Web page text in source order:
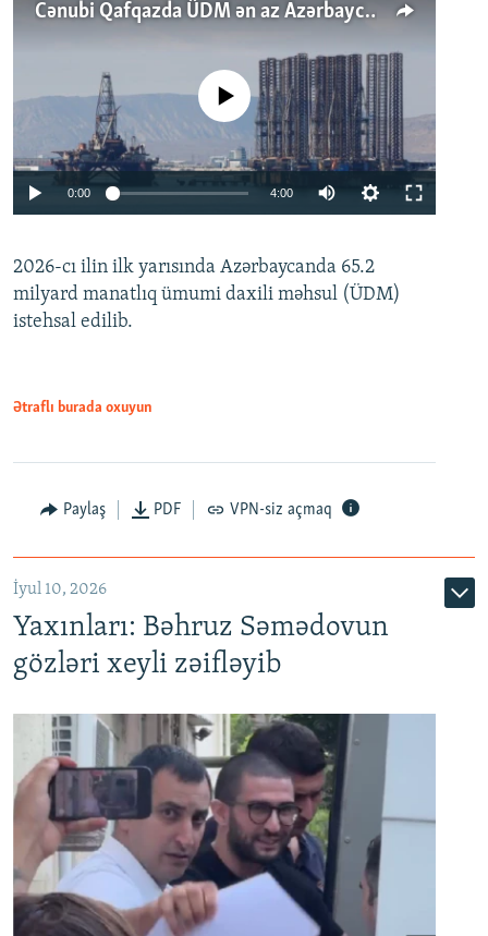
Cənubi Qafqazda ÜDM ən az Azərbaycanda artır: Qonşuları niyə Bakını qabaqlaya bilir?
Auto 240p 360p 480p
No media source currently available
0:00 4:00
360p
480p
2026-cı ilin ilk yarısında Azərbaycanda 65.2
milyard manatlıq ümumi daxili məhsul (ÜDM)
istehsal edilib.
Ətraflı burada oxuyun
Paylaş PDF VPN-siz açmaq
İyul 10, 2026
Yaxınları: Bəhruz Səmədovun
gözləri xeyli zəifləyib